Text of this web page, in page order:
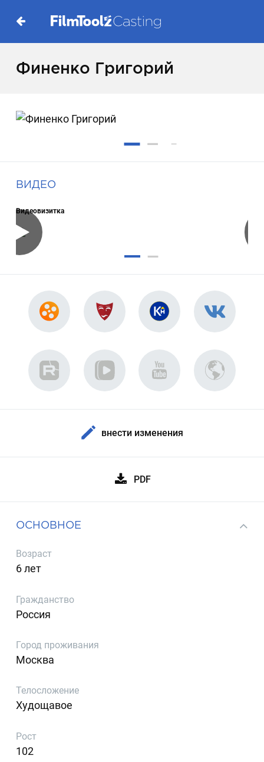
Финенко Григорий
ВИДЕО
Видеовизитка
внести изменения
PDF
ОСНОВНОЕ
Возраст
6 лет
Гражданство
Россия
Город проживания
Москва
Телосложение
Худощавое
Рост
102